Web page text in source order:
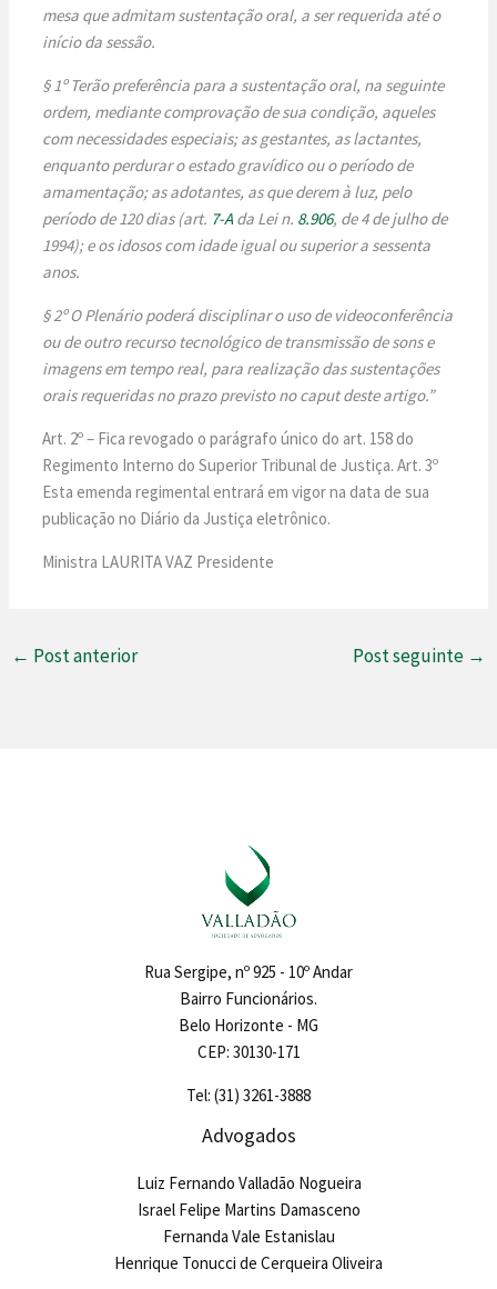
mesa que admitam sustentação oral, a ser requerida até o
início da sessão.
§ 1º Terão preferência para a sustentação oral, na seguinte
ordem, mediante comprovação de sua condição, aqueles
com necessidades especiais; as gestantes, as lactantes,
enquanto perdurar o estado gravídico ou o período de
amamentação; as adotantes, as que derem à luz, pelo
período de 120 dias (art. 7-A da Lei n. 8.906, de 4 de julho de
1994); e os idosos com idade igual ou superior a sessenta
anos.
§ 2º O Plenário poderá disciplinar o uso de videoconferência
ou de outro recurso tecnológico de transmissão de sons e
imagens em tempo real, para realização das sustentações
orais requeridas no prazo previsto no caput deste artigo.”
Art. 2º – Fica revogado o parágrafo único do art. 158 do
Regimento Interno do Superior Tribunal de Justiça. Art. 3º
Esta emenda regimental entrará em vigor na data de sua
publicação no Diário da Justiça eletrônico.
Ministra LAURITA VAZ Presidente
← Post anterior Post seguinte →
Rua Sergipe, nº 925 - 10º Andar
Bairro Funcionários.
Belo Horizonte - MG
CEP: 30130-171
Tel: (31) 3261-3888
Advogados
Luiz Fernando Valladão Nogueira
Israel Felipe Martins Damasceno
Fernanda Vale Estanislau
Henrique Tonucci de Cerqueira Oliveira